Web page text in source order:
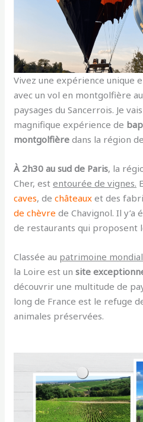
Vivez une expérience unique
avec un vol en montgolfière
paysages du Sancerrois. Je
magnifique expérience de
montgolfière dans la région
À 2h30 au sud de Paris, la
Cher, estentourée de vignes.
caves, dechâteaux et des
de chèvre de Chavignol. Il y’a
de restaurants qui proposent
Classée au patrimoine mondial
la Loire est unsite
découvrir une multitude de
long de France est le refuge
animales préservées.